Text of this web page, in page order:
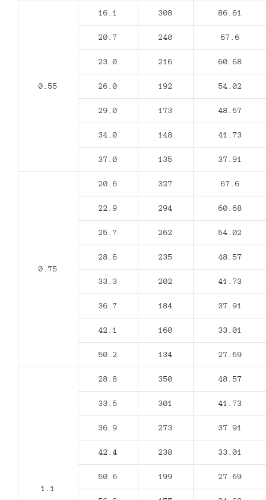
0.55
16.1 308 86.61
20.7 240 67.6
23.0 216 60.68
26.0 192 54.02
29.0 173 48.57
34.0 148 41.73
37.0 135 37.91
0.75
20.6 327 67.6
22.9 294 60.68
25.7 262 54.02
28.6 235 48.57
33.3 202 41.73
36.7 184 37.91
42.1 160 33.01
50.2 134 27.69
1.1
28.8 350 48.57
33.5 301 41.73
36.9 273 37.91
42.4 238 33.01
50.6 199 27.69